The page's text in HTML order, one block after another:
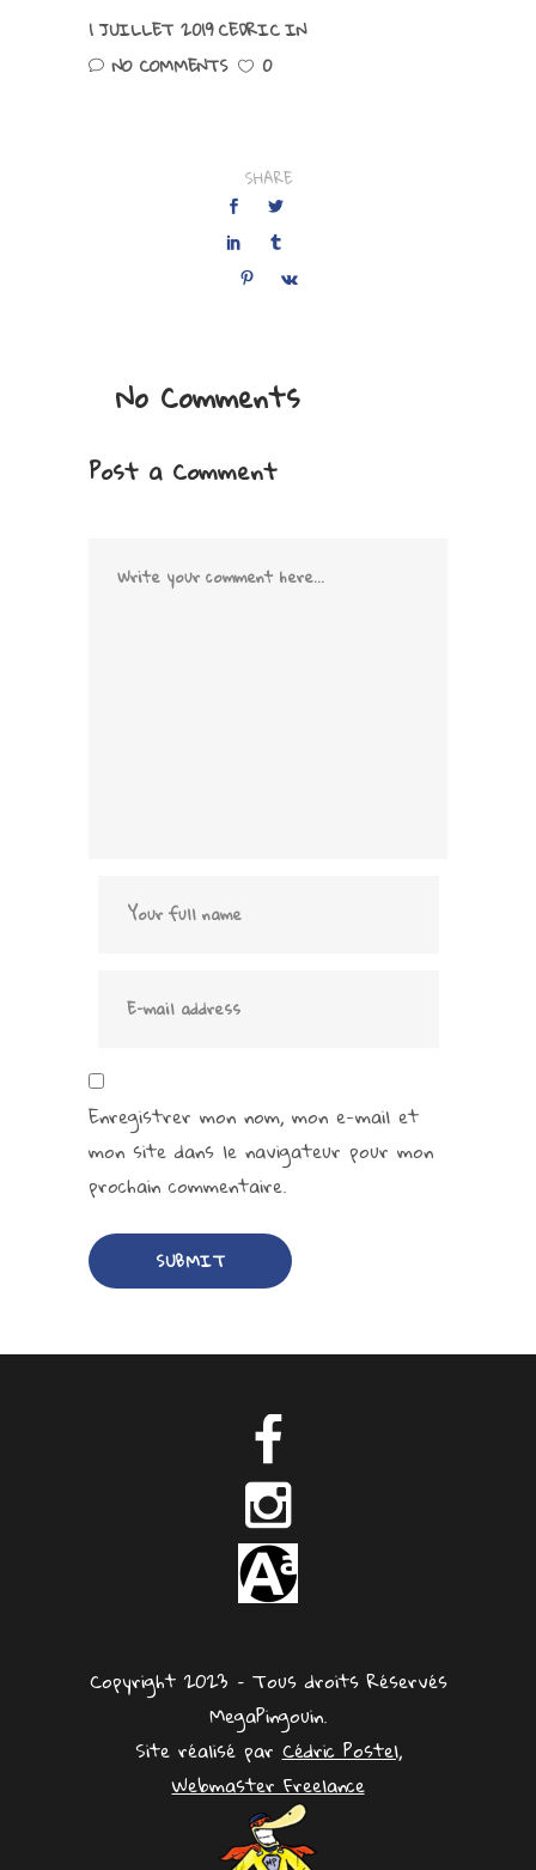
1 JUILLET 2019CEDRICIN
NO COMMENTS
0
SHARE
No Comments
Post a Comment
Enregistrer mon nom, mon e-mail et
mon site dans le navigateur pour mon
prochain commentaire.
Copyright 2023 – Tous droits Réservés
MegaPingouin.
Site réalisé parCédric Postel,
Webmaster Freelance